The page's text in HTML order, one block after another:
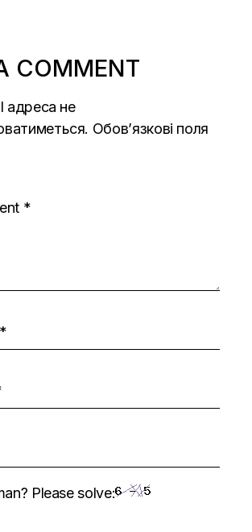
COMMENT
адреса не
Обов’язкові поля
Please solve: